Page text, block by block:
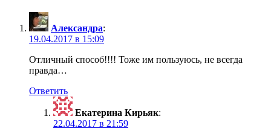
Александра:
19.04.2017 в 15:09
Отличный способ!!!! Тоже им пользуюсь, не всегда
правда…
Ответить
Екатерина Кирьяк:
22.04.2017 в 21:59